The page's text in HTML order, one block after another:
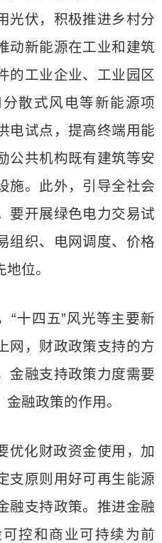
光伏，积极推进乡村分
动新能源在工业和建筑
的工业企业、工业园区
散式风电等新能源项
电试点，提高终端用能
公共机构既有建筑等安
施。此外，引导全社会
要开展绿色电力交易试
组织、电网调度、价格
位。
“十四五”风光等主要新
网，财政政策支持的方
金融支持政策力度需要
融政策的作用。
优化财政资金使用，加
支原则用好可再生能源
融支持政策。推进金融
控和商业可持续为前